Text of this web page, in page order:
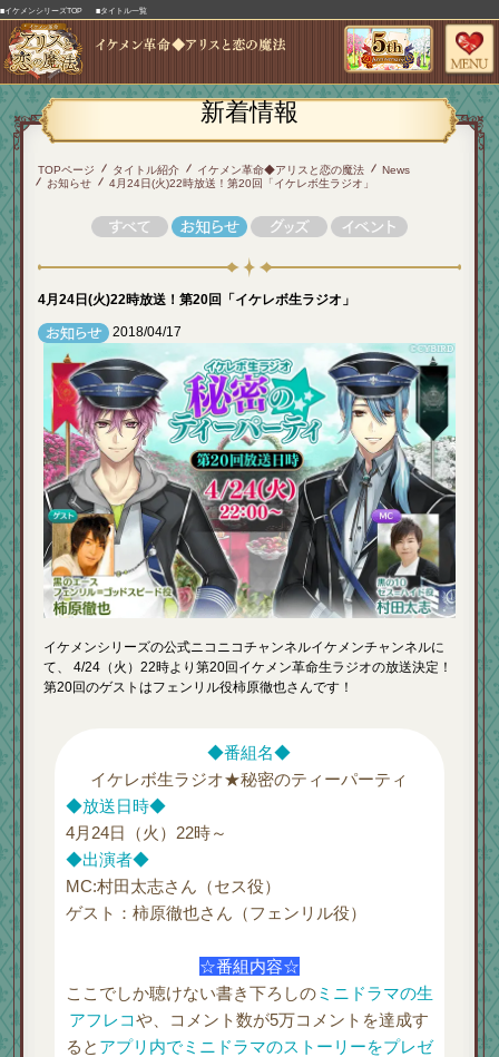
■イケメンシリーズTOP ■タイトル一覧
新着情報
TOPページ タイトル紹介 イケメン革命◆アリスと恋の魔法
News
お知らせ
4月24日(火)22時放送！第20回「イケレボ生ラジオ」
4月24日(火)22時放送！第20回「イケレボ生ラジオ」
2018/04/17
イケメンシリーズの公式ニコニコチャンネルイケメンチャンネルに
て、 4/24（火）22時より第20回イケメン革命生ラジオの放送決定！
第20回のゲストはフェンリル役柿原徹也さんです！
◆番組名◆
イケレボ生ラジオ★秘密のティーパーティ
◆放送日時◆
4月24日（火）22時～
◆出演者◆
MC:村田太志さん（セス役）
ゲスト：柿原徹也さん（フェンリル役）
☆番組内容☆
ここでしか聴けない書き下ろしのミニドラマの生
アフレコや、コメント数が5万コメントを達成す
ると アプリ内でミニドラマのストーリーをプレゼ